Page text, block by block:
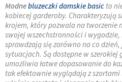
Modnebluzeczki damskiebasic to
kobiecej garderoby. Charakteryzują
krojem, który pozwala na tworzenie
swojej wszechstronności i wygodzie,
sprawdzają się zarówno na co
sytuacjach. Są dostępne w
umożliwia łatwe dopasowanie do
tak efektownie wyglądają z szortami